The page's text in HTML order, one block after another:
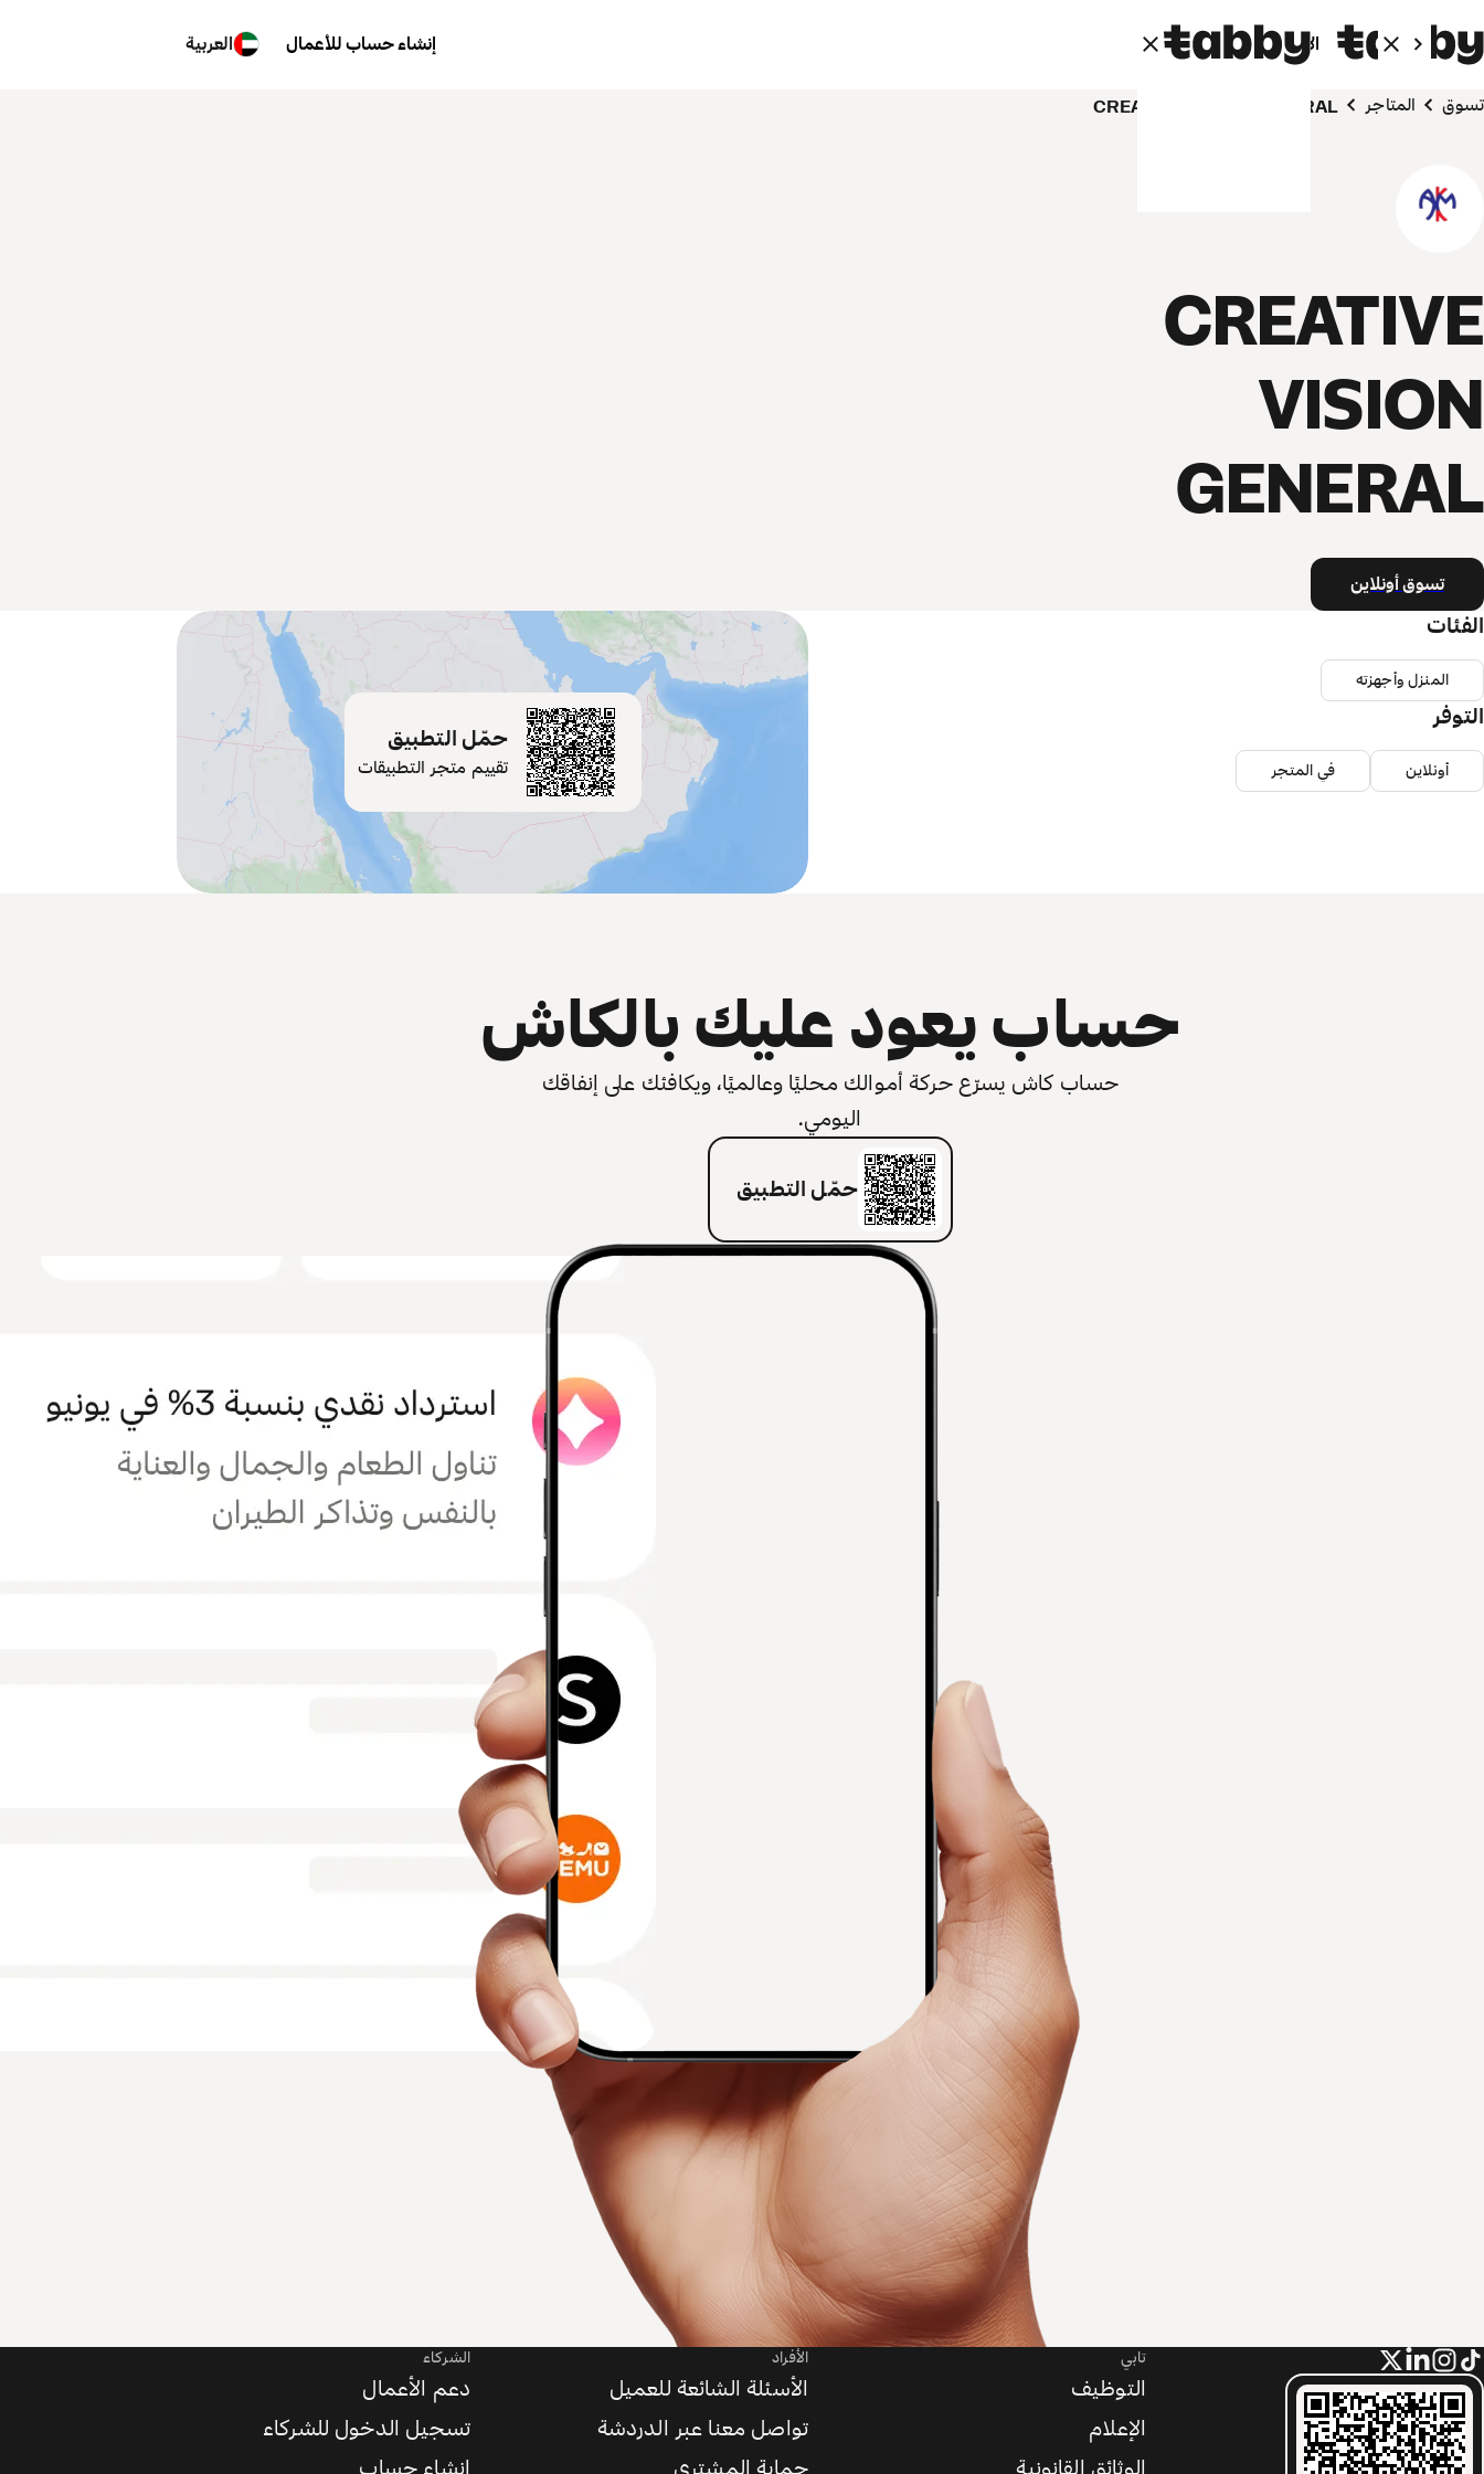
الأفراد الشركاء إنشاء حساب للأعمال العربية
تسوق المتاجر CREATIVE VISION GENERAL
CREATIVE
VISION
GENERAL
تسوق أونلاين
حمّل التطبيق
تقييم متجر التطبيقات
الفئات
المنزل وأجهزته
التوفر
أونلاين في المتجر
حساب يعود عليك بالكاش
حساب كاش يسرّع حركة أموالك محليًا وعالميًا، ويكافئك على إنفاقك
اليومي.
حمّل التطبيق
تابي
التوظيف
الإعلام
الوثائق القانونية
الأفراد
الأسئلة الشائعة للعميل
تواصل معنا عبر الدردشة
حماية المشتري
الشركاء
دعم الأعمال
تسجيل الدخول للشركاء
إنشاء حساب